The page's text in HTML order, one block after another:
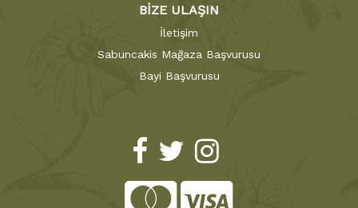
BİZE ULAŞIN
İletişim
Sabuncakis Mağaza Başvurusu
Bayi Başvurusu